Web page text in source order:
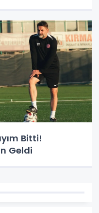
Bitti!
Geldi